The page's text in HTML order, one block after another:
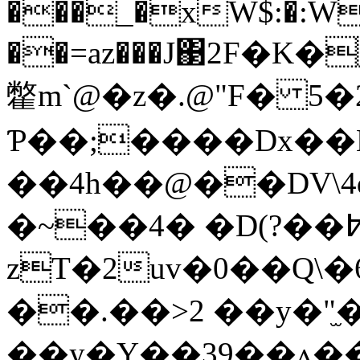
���_�x
䨆m`@�z�.@"F�
�~��4� �D(?��߈t��
zT�2
��.��>2